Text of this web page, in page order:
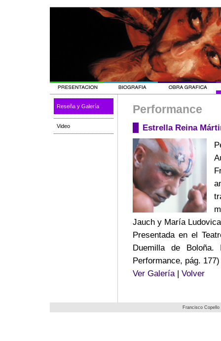
Reseña y Galería
Video
Performance
Estrella Reina
Jauch y María
Presentada en el
Duemilla de Boloña.
Performance, pág. 177)
Ver Galería | Volver
Francisco